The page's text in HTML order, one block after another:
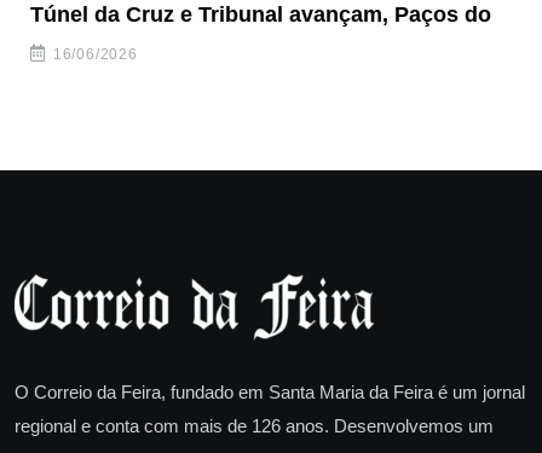
Túnel da Cruz e Tribunal avançam, Paços do
16/06/2026
O Correio da Feira, fundado em Santa Maria da Feira é um jornal
regional e conta com mais de 126 anos. Desenvolvemos um